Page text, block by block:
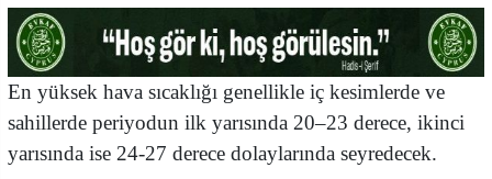
En yüksek hava sıcaklığı genellikle iç kesimlerde ve
sahillerde periyodun ilk yarısında 20–23 derece, ikinci
yarısında ise 24-27 derece dolaylarında seyredecek.